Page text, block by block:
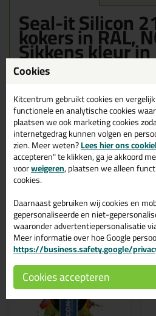
Seal-it Silicon
kokers in RAL,
Sikkens kleur in
3502-B
Sikkens kleur in NCS S 3502-B
morgen in huis.
Wil je meer weten over de
product?Lees alles over dit product >
Gerelateerde
Cookies
Kitcentrum gebruikt cookies en
functionele en analytische cookies
plaatsen we ook marketing cookies
internetgedrag kunnen volgen en
zien. Meer weten?Lees hier ons
accepteren" te klikken, ga je akkoord
voorweigeren, plaatsen we alleen
cookies.
Daarnaast gebruiken wij cookies en
gepersonaliseerde en niet-
waaronder advertentiepersonalisatie
Meer informatie over hoe Google
https://business.safety.google/
Cookies accepteren